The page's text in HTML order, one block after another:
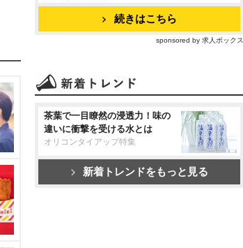
続きはこちら
sponsored by 求人ボックス
茶葉で一目瞭然の浸透力！味の
違いに衝撃を受ける水とは
オリコンタイアップ特集
新着トレンドをもっと見る